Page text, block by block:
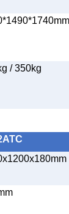
/ 350kg